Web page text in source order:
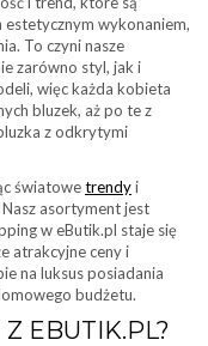
estetycznym wykonaniem,
To czyni nasze
zarówno styl, jak i
więc każda kobieta
bluzek, aż po te z
z odkrytymi
światowetrendyi
asortyment jest
w eButik.pl staje się
atrakcyjne ceny i
na luksus posiadania
budżetu.
EBUTIK.PL?